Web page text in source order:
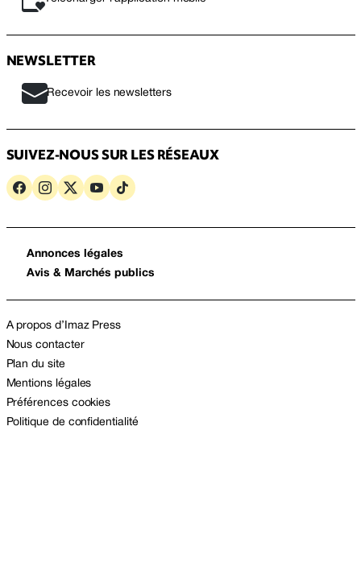
NEWSLETTER
Recevoir les newsletters
SUIVEZ-NOUS SUR LES RÉSEAUX
Annonces légales
Avis & Marchés publics
A propos d’Imaz Press
Nous contacter
Plan du site
Mentions légales
Préférences cookies
Politique de confidentialité